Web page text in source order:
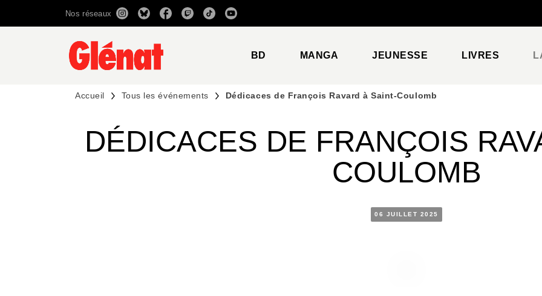
RECHERCHE CONTENU
Nos réseaux
BD MANGA JEUNESSE LIVRES
Accueil Tous les événements Dédicaces de François Ravard à Saint-Coulomb
DÉDICACES DE FRANÇOIS
COULOMB
06 JUILLET 2025